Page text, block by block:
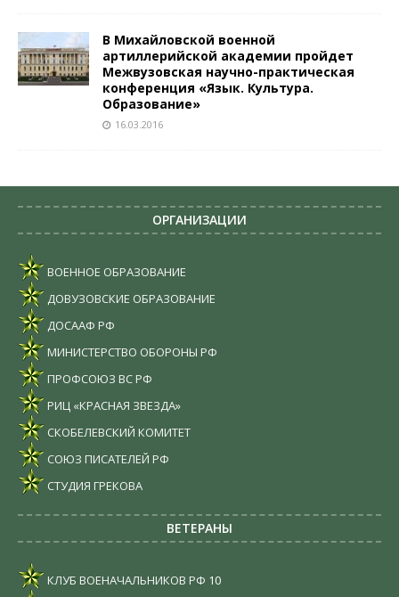
В Михайловской военной
артиллерийской академии пройдет
Межвузовская научно-практическая
конференция «Язык. Культура.
Образование»
16.03.2016
ОРГАНИЗАЦИИ
ВОЕННОЕ ОБРАЗОВАНИЕ
ДОВУЗОВСКИЕ ОБРАЗОВАНИЕ
ДОСААФ РФ
МИНИСТЕРСТВО ОБОРОНЫ РФ
ПРОФСОЮЗ ВС РФ
РИЦ «КРАСНАЯ ЗВЕЗДА»
СКОБЕЛЕВСКИЙ КОМИТЕТ
СОЮЗ ПИСАТЕЛЕЙ РФ
СТУДИЯ ГРЕКОВА
ВЕТЕРАНЫ
КЛУБ ВОЕНАЧАЛЬНИКОВ РФ 10